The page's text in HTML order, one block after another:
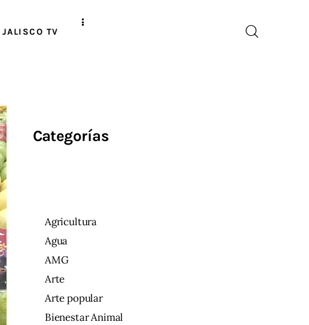
JALISCO TV
Categorías
Agricultura
Agua
AMG
Arte
Arte popular
Bienestar Animal